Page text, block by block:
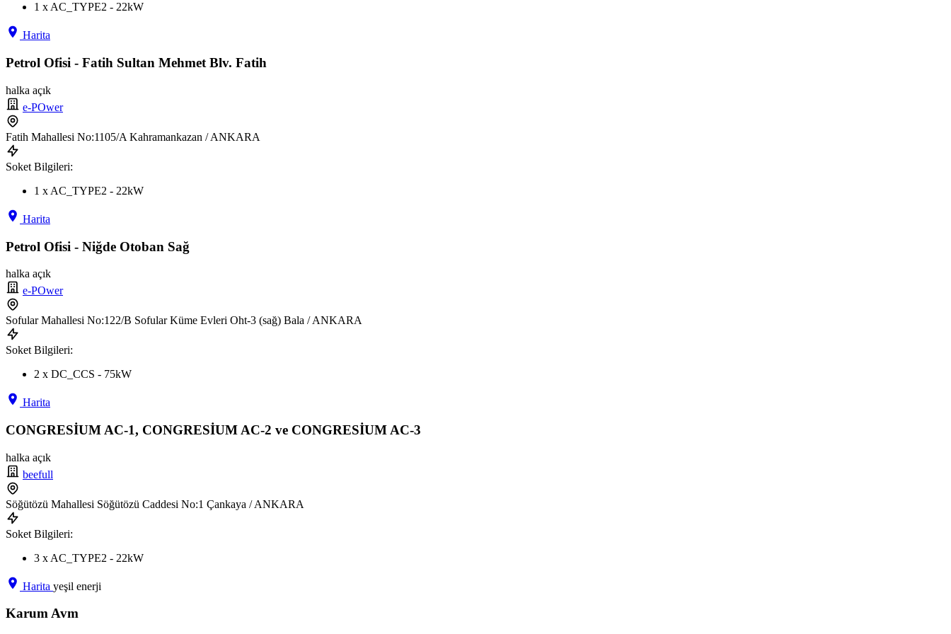
1 x AC_TYPE2 - 22kW
Harita
Petrol Ofisi - Fatih Sultan Mehmet Blv. Fatih
halka açık
e-POwer
Fatih Mahallesi No:1105/A Kahramankazan / ANKARA
Soket Bilgileri:
1 x AC_TYPE2 - 22kW
Harita
Petrol Ofisi - Niğde Otoban Sağ
halka açık
e-POwer
Sofular Mahallesi No:122/B Sofular Küme Evleri Oht-3 (sağ) Bala / ANKARA
Soket Bilgileri:
2 x DC_CCS - 75kW
Harita
CONGRESİUM AC-1, CONGRESİUM AC-2 ve CONGRESİUM AC-3
halka açık
beefull
Söğütözü Mahallesi Söğütözü Caddesi No:1 Çankaya / ANKARA
Soket Bilgileri:
3 x AC_TYPE2 - 22kW
Harita yeşil enerji
Karum Avm